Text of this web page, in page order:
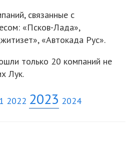
связанные с
«Псков-Лада»,
«Автокада Рус».
только 20 компаний не
Лук.
2022 2023 2024